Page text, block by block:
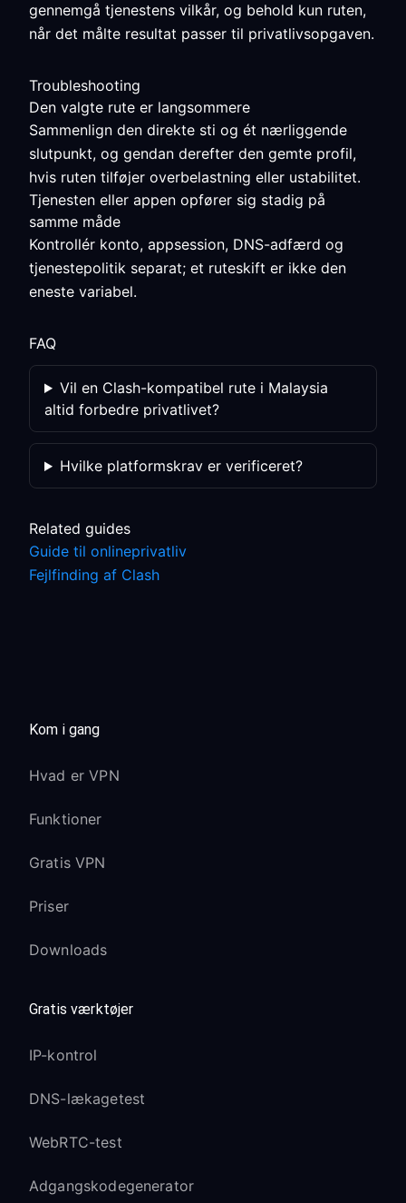
gennemgå tjenestens vilkår, og behold kun ruten,
når det målte resultat passer til privatlivsopgaven.
Troubleshooting
Den valgte rute er langsommere
Sammenlign den direkte sti og ét nærliggende
slutpunkt, og gendan derefter den gemte profil,
hvis ruten tilføjer overbelastning eller ustabilitet.
Tjenesten eller appen opfører sig stadig på
samme måde
Kontrollér konto, appsession, DNS-adfærd og
tjenestepolitik separat; et ruteskift er ikke den
eneste variabel.
FAQ
Vil en Clash-kompatibel rute i Malaysia
altid forbedre privatlivet?
Hvilke platformskrav er verificeret?
Related guides
Guide til onlineprivatliv
Fejlfinding af Clash
Kom i gang
Hvad er VPN
Funktioner
Gratis VPN
Priser
Downloads
Gratis værktøjer
IP-kontrol
DNS-lækagetest
WebRTC-test
Adgangskodegenerator